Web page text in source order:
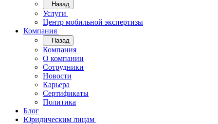
Назад
Услуги
Центр мобильной экспертизы
Компания
Назад
Компания
О компании
Сотрудники
Новости
Карьера
Сертификаты
Политика
Блог
Юридическим лицам